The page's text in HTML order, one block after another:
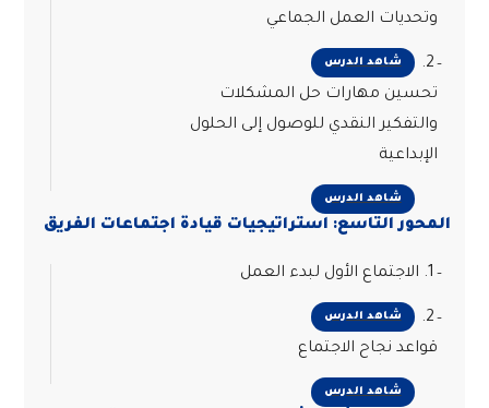
وتحديات العمل الجماعي
شاهد الدرس
2.
تحسين مهارات حل المشكلات
والتفكير النقدي للوصول إلى الحلول
الإبداعية
شاهد الدرس
المحور التاسع: استراتيجيات قيادة اجتماعات الفريق
شاهد الدرس
2.
قواعد نجاح الاجتماع
شاهد الدرس